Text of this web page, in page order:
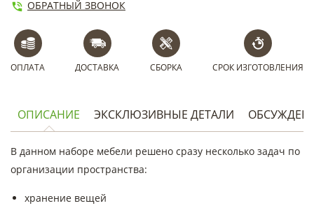
ОБРАТНЫЙ ЗВОНОК
ОПЛАТА ДОСТАВКА СБОРКА СРОК ИЗГОТОВЛЕНИЯ
ОПИСАНИЕ ЭКСКЛЮЗИВНЫЕ ДЕТАЛИ
В данном наборе мебели решено сразу несколько задач по
организации пространства:
хранение вещей